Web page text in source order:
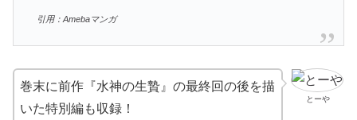
引用：Amebaマンガ
とーや
巻末に前作『水神の生贄』の最終回の後を描
いた特別編も収録！